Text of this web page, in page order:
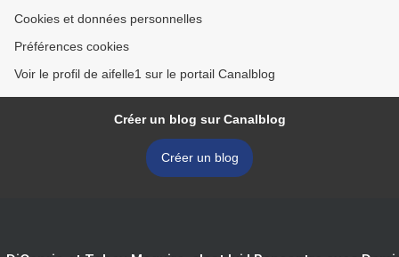
Cookies et données personnelles
Préférences cookies
Voir le profil de aifelle1 sur le portail Canalblog
Créer un blog sur Canalblog
Créer un blog